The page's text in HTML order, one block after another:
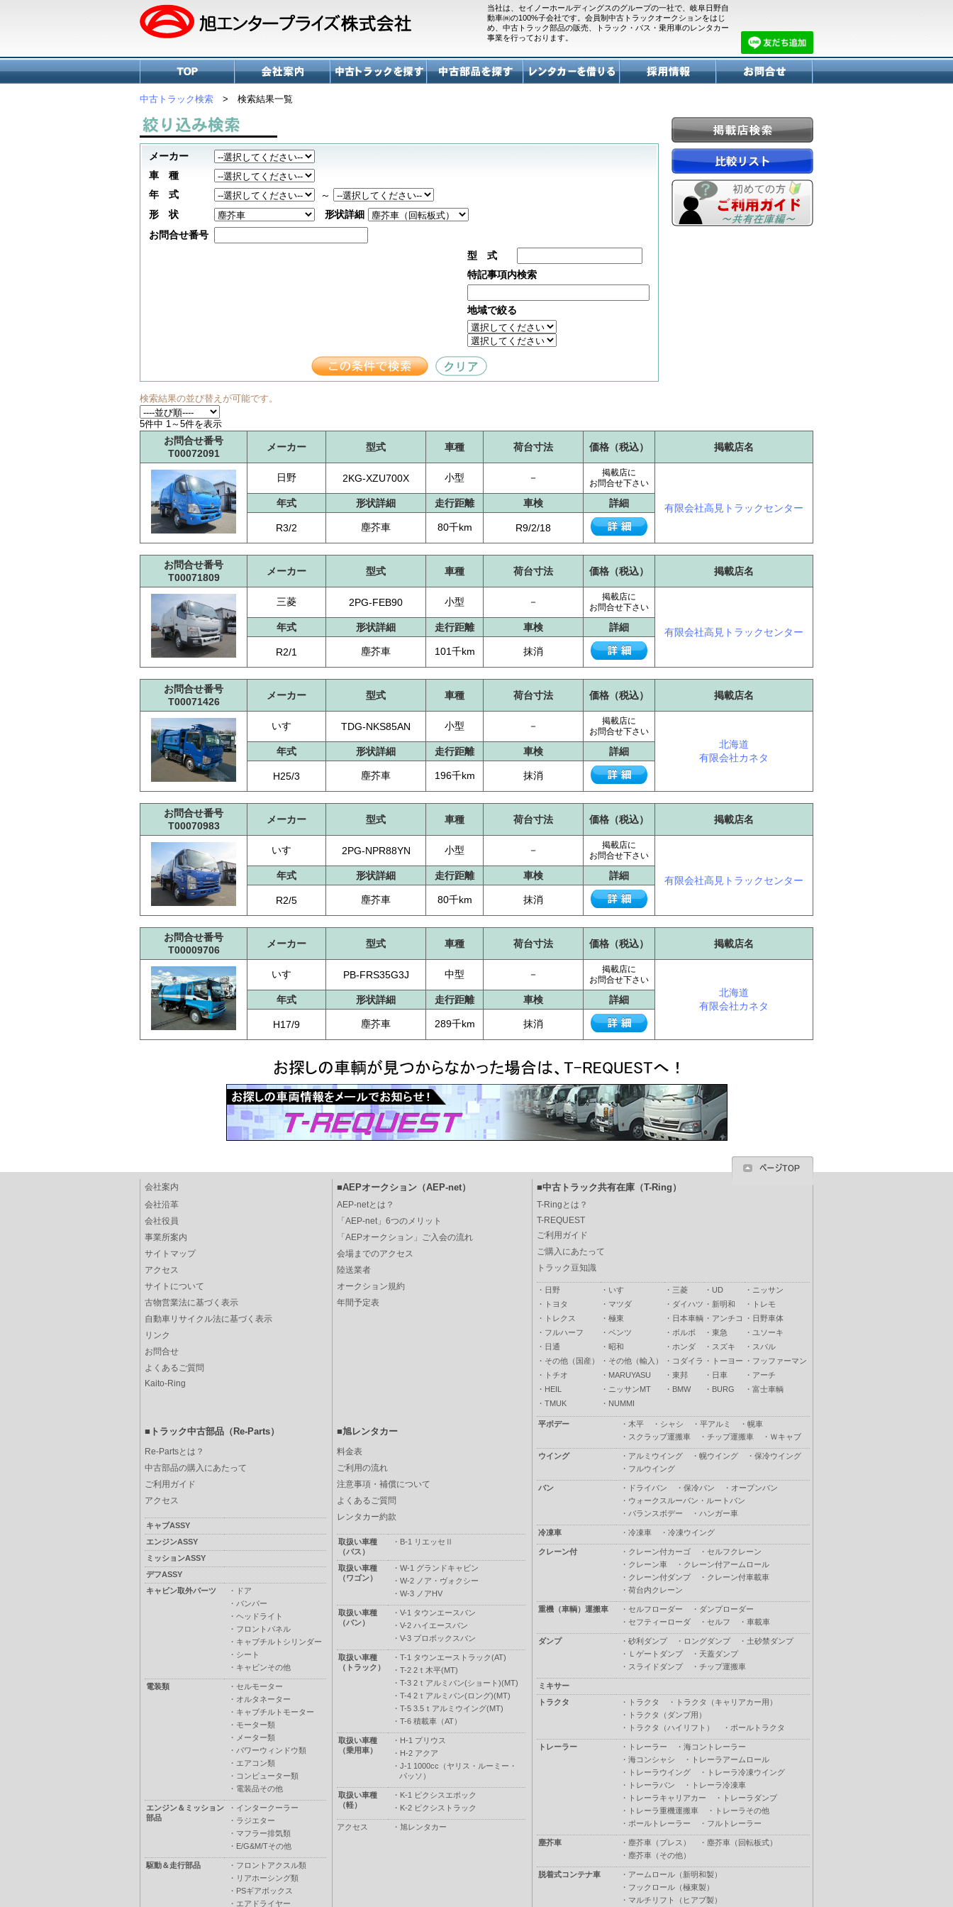
当社は、セイノーホールディングスのグループの一社で、岐阜日野自
動車㈱の100%子会社です。会員制中古トラックオークションをはじ
め、中古トラック部品の販売、トラック・バス・乗用車のレンタカー
事業を行っております。
中古トラック検索 > 検索結果一覧
メーカー
車 種
年 式
～
形 状
形状詳細
お問合せ番号
型 式
特記事項内検索
地域で絞る
検索結果の並び替えが可能です。
5件中 1～5件を表示
お問合せ番号
T00072091
メーカー 型式 車種 荷台寸法 価格（税込） 掲載店名
日野 2KG-XZU700X 小型 －
掲載店に
お問合せ下さい
有限会社高見トラックセンター
年式 形状詳細 走行距離 車検 詳細
R3/2 塵芥車 80千km R9/2/18
お問合せ番号
T00071809
メーカー 型式 車種 荷台寸法 価格（税込） 掲載店名
三菱 2PG-FEB90 小型 －
掲載店に
お問合せ下さい
有限会社高見トラックセンター
年式 形状詳細 走行距離 車検 詳細
R2/1 塵芥車 101千km 抹消
お問合せ番号
T00071426
メーカー 型式 車種 荷台寸法 価格（税込） 掲載店名
いすゞ TDG-NKS85AN 小型 －
掲載店に
お問合せ下さい
北海道
有限会社カネタ
年式 形状詳細 走行距離 車検 詳細
H25/3 塵芥車 196千km 抹消
お問合せ番号
T00070983
メーカー 型式 車種 荷台寸法 価格（税込） 掲載店名
いすゞ 2PG-NPR88YN 小型 －
掲載店に
お問合せ下さい
有限会社高見トラックセンター
年式 形状詳細 走行距離 車検 詳細
R2/5 塵芥車 80千km 抹消
お問合せ番号
T00009706
メーカー 型式 車種 荷台寸法 価格（税込） 掲載店名
いすゞ PB-FRS35G3J 中型 －
掲載店に
お問合せ下さい
北海道
有限会社カネタ
年式 形状詳細 走行距離 車検 詳細
H17/9 塵芥車 289千km 抹消
会社案内 ■AEPオークション（AEP-net） ■中古トラック共有在庫（T-Ring）
会社沿革
会社役員
事業所案内
サイトマップ
アクセス
サイトについて
古物営業法に基づく表示
自動車リサイクル法に基づく表示
リンク
お問合せ
よくあるご質問
Kaito-Ring
AEP-netとは？
「AEP-net」6つのメリット
「AEPオークション」ご入会の流れ
会場までのアクセス
陸送業者
オークション規約
年間予定表
T-Ringとは？
T-REQUEST
ご利用ガイド
ご購入にあたって
トラック豆知識
・ 日野 ・ いすゞ ・ 三菱 ・ UD ・ ニッサン
・
トヨタ ・ マツダ ・ ダイハツ ・ 新明和 ・
トレモ
・
トレクス ・ 極東 ・ 日本車輌 ・ アンチコ ・ 日野車体
・ フルハーフ ・ ベンツ ・ ボルボ ・ 東急 ・ ユソーキ
・ 日通 ・ 昭和 ・ ホンダ ・ スズキ ・ スバル
・ その他（国産） ・ その他（輸入） ・ コダイラ ・ トーヨー ・ フッファーマン
・
トチオ ・ MARUYASU ・ 東邦 ・ 日車 ・ アーチ
・ HEIL ・ ニッサンMT ・ BMW ・ BURG ・ 富士車輌
・ TMUK ・ NUMMI
平ボデー ・ 木平 ・ シャシ ・ 平アルミ ・ 幌車
・ スクラップ運搬車 ・ チップ運搬車 ・ Ｗキャブ
ウイング ・ アルミウイング ・ 幌ウイング ・ 保冷ウイング
・ フルウイング
バン ・ ドライバン ・ 保冷バン ・ オープンバン
・ ウォークスルーバン・ルートバン
・ バランスボデー ・ ハンガー車
冷凍車 ・ 冷凍車 ・ 冷凍ウイング
クレーン付 ・ クレーン付カーゴ ・ セルフクレーン
・ クレーン車 ・ クレーン付アームロール
・ クレーン付ダンプ ・ クレーン付車載車
・ 荷台内クレーン
重機（車輌）運搬車 ・ セルフローダー ・ ダンプローダー
・ セフティーローダ ・ セルフ ・ 車載車
ダンプ ・ 砂利ダンプ ・ ロングダンプ ・ 土砂禁ダンプ
・ Ｌゲートダンプ ・ 天蓋ダンプ
・ スライドダンプ ・ チップ運搬車
ミキサー
トラクタ
・ トラクタ ・
トラクタ（キャリアカー用）
・
トラクタ（ダンプ用）
・
トラクタ（ハイリフト） ・ ポールトラクタ
トレーラー ・ トレーラー ・ 海コントレーラー
・ 海コンシャシ ・
トレーラアームロール
・
トレーラウイング ・
トレーラ冷凍ウイング
・
トレーラバン ・
トレーラ冷凍車
・
トレーラキャリアカー ・
トレーラダンプ
・
トレーラ重機運搬車 ・
トレーラその他
・ ポールトレーラー ・ フルトレーラー
塵芥車 ・ 塵芥車（プレス） ・ 塵芥車（回転板式）
・ 塵芥車（その他）
脱着式コンテナ車 ・ アームロール（新明和製）
・ フックロール（極東製）
・ マルチリフト（ヒアブ製）
■トラック中古部品（Re-Parts） ■旭レンタカー
Re-Partsとは？
中古部品の購入にあたって
ご利用ガイド
アクセス
キャブASSY
エンジンASSY
ミッションASSY
デフASSY
キャビン取外パーツ
・
ドア
・ バンパー
・ ヘッドライト
・ フロントパネル
・ キャブチルトシリンダー
・ シート
・ キャビンその他
電装類 ・ セルモーター
・ オルタネーター
・ キャブチルトモーター
・ モーター類
・ メーター類
・ パワーウィンドウ類
・ エアコン類
・ コンピューター類
・ 電装品その他
エンジン＆ミッション
部品
・ インタークーラー
・ ラジエター
・ マフラー排気類
・ E/G&M/Tその他
駆動＆走行部品 ・ フロントアクスル類
・ リアホーシング類
・ PSギアボックス
・ エアドライヤー
料金表
ご利用の流れ
注意事項・補償について
よくあるご質問
レンタカー約款
取扱い車種
（バス）
・ B-1 リエッセⅡ
取扱い車種
（ワゴン）
・ W-1 グランドキャビン
・ W-2 ノア・ヴォクシー
・ W-3 ノアHV
取扱い車種
（バン）
・ V-1 タウンエースバン
・ V-2 ハイエースバン
・ V-3 プロボックスバン
取扱い車種
（トラック）
・ T-1 タウンエーストラック(AT)
・ T-2 2ｔ木平(MT)
・ T-3 2ｔアルミバン(ショート)(MT)
・ T-4 2ｔアルミバン(ロング)(MT)
・ T-5 3.5ｔアルミウイング(MT)
・ T-6 積載車（AT）
取扱い車種
（乗用車）
・ H-1 プリウス
・ H-2 アクア
・ J-1 1000cc（ヤリス・ルーミー・
パッソ）
取扱い車種
（軽）
・ K-1 ピクシスエポック
・ K-2 ピクシストラック
アクセス ・ 旭レンタカー